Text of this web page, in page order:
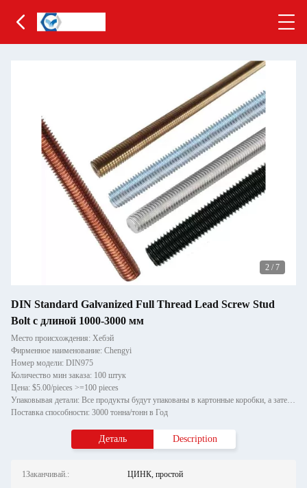
2 / 7
DIN Standard Galvanized Full Thread Lead Screw Stud
Bolt с длиной 1000-3000 мм
Место происхождения: Хебэй
Фирменное наименование: Chengyi
Номер модели: DIN975
Количество мин заказа: 100 штук
Цена: $5.00/pieces >=100 pieces
Упаковывая детали: Все продукты будут упакованы в картонные коробки, а затем играть на деревянных поддонах.
Поставка способности: 3000 тонна/тонн в Год
Деталь Description
1Заканчивай.: ЦИНК, простой